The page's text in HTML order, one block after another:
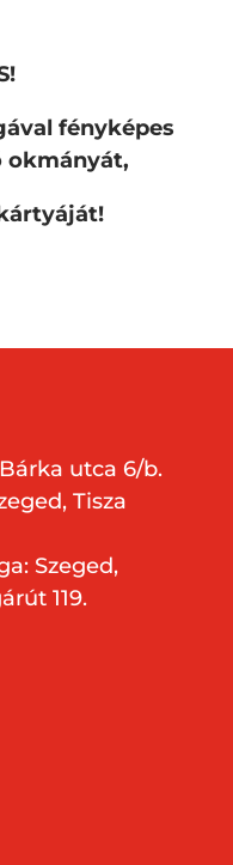
fényképes
okmányát,
utca 6/b.
Tisza
Szeged,
119.